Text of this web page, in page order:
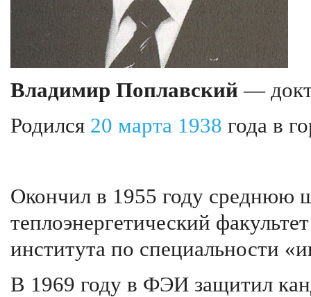
Владимир Поплавский —
Родился 20 марта 1938 года в
Окончил в 1955 году среднюю
теплоэнергетический
института по специальности
В 1969 году в ФЭИ защитил